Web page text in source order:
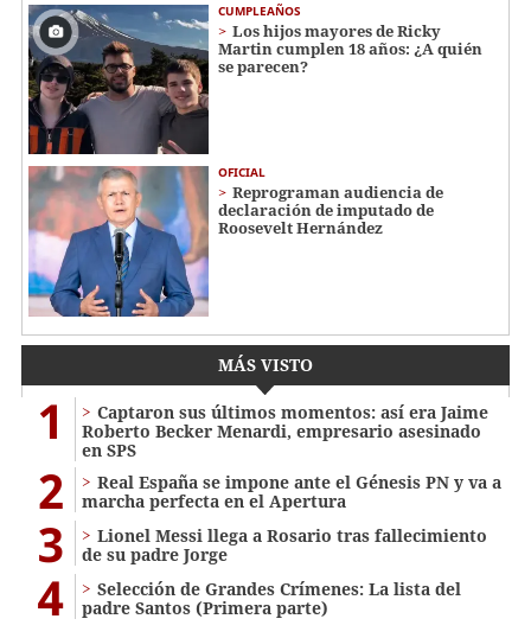
CUMPLEAÑOS
Los hijos mayores de Ricky
Martin cumplen 18 años: ¿A quién
se parecen?
OFICIAL
Reprograman audiencia de
declaración de imputado de
Roosevelt Hernández
MÁS VISTO
1
Captaron sus últimos momentos: así era Jaime
Roberto Becker Menardi​​​, empresario asesinado
en SPS
2
Real España se impone ante el Génesis PN y va a
marcha perfecta en el Apertura
3
Lionel Messi llega a Rosario tras fallecimiento
de su padre Jorge
4
Selección de Grandes Crímenes: La lista del
padre Santos (Primera parte)